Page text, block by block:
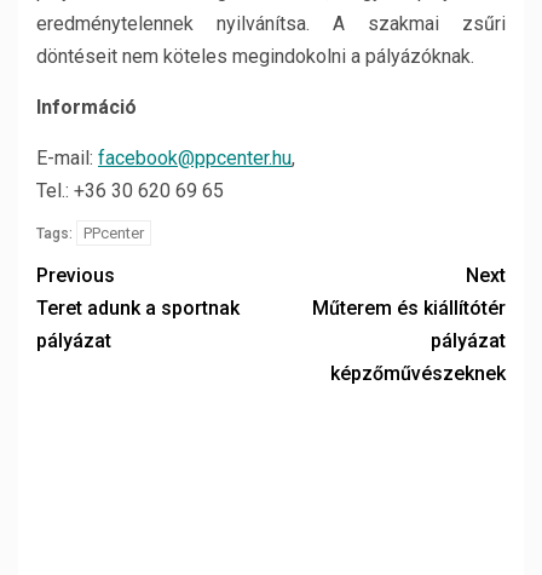
eredménytelennek nyilvánítsa. A szakmai zsűri
döntéseit nem köteles megindokolni a pályázóknak.
Információ
E-mail: facebook@ppcenter.hu,
Tel.: +36 30 620 69 65
Tags: PPcenter
Previous
Teret adunk a sportnak
pályázat
Next
Műterem és kiállítótér
pályázat
képzőművészeknek